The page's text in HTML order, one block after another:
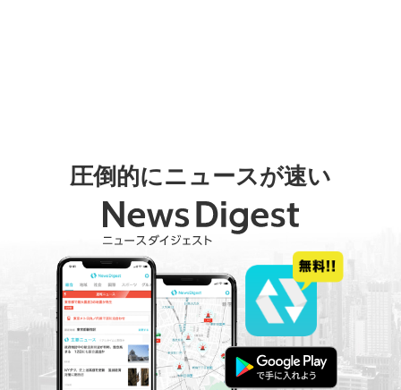
圧倒的にニュースが速い